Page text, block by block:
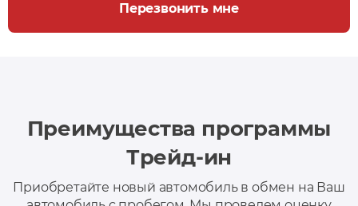
Перезвонить мне
Преимущества программы
Трейд-ин
Приобретайте новый автомобиль в обмен на Ваш